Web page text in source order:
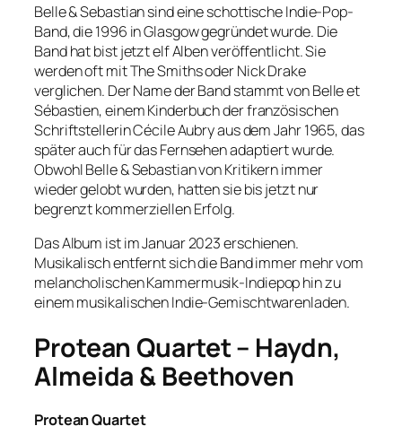
Belle & Sebastian sind eine schottische Indie-Pop-
Band, die 1996 in Glasgow gegründet wurde. Die
Band hat bist jetzt elf Alben veröffentlicht. Sie
werden oft mit The Smiths oder Nick Drake
verglichen. Der Name der Band stammt von Belle et
Sébastien, einem Kinderbuch der französischen
Schriftstellerin Cécile Aubry aus dem Jahr 1965, das
später auch für das Fernsehen adaptiert wurde.
Obwohl Belle & Sebastian von Kritikern immer
wieder gelobt wurden, hatten sie bis jetzt nur
begrenzt kommerziellen Erfolg.
Das Album ist im Januar 2023 erschienen.
Musikalisch entfernt sich die Band immer mehr vom
melancholischen Kammermusik-Indiepop hin zu
einem musikalischen Indie-Gemischtwarenladen.
Protean Quartet – Haydn,
Almeida & Beethoven
Protean Quartet